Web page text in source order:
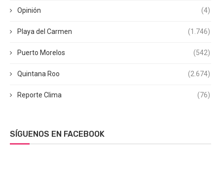
Opinión (4)
Playa del Carmen (1.746)
Puerto Morelos (542)
Quintana Roo (2.674)
Reporte Clima (76)
SÍGUENOS EN FACEBOOK